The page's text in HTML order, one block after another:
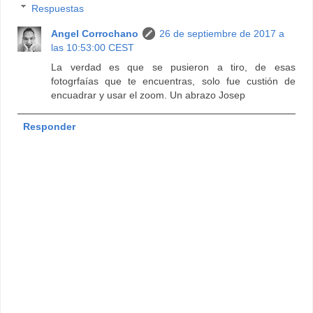
Respuestas
Angel Corrochano
26 de septiembre de 2017 a
las 10:53:00 CEST
La verdad es que se pusieron a tiro, de esas
fotogrfaías que te encuentras, solo fue custión de
encuadrar y usar el zoom. Un abrazo Josep
Responder